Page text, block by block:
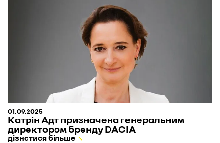
01.09.2025
Катрін Адт призначена генеральним
директором бренду DACIA
дізнатися більше